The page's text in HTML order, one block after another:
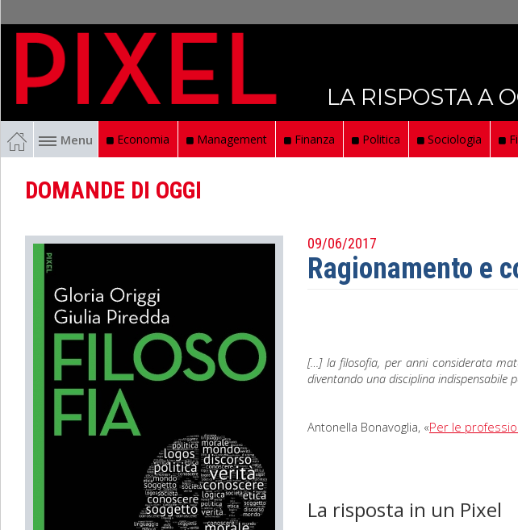
LA RISPOSTA A
Menu Economia Management Finanza Politica Sociologia
DOMANDE DI OGGI
09/06/2017
Ragionamento e
[…] la filosofia, per anni considerata
diventando una disciplina indispensabile
Antonella Bonavoglia, «Per le
La risposta in un Pixel